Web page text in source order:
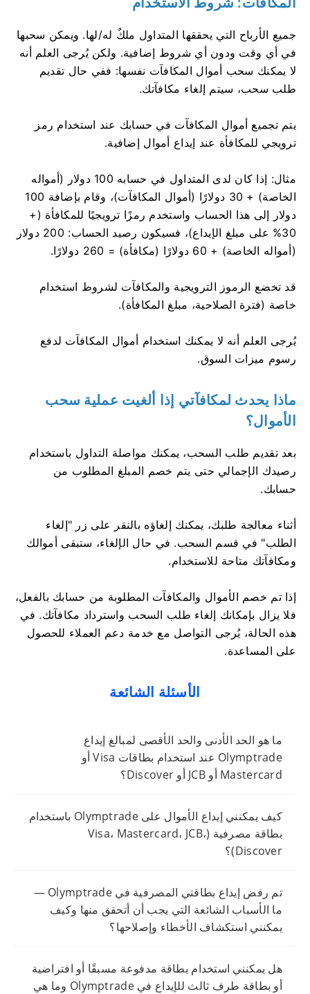
جميع الأرباح التي يحققها المتداول ملكٌ له/لها. ويمكن سحبها
في أي وقت ودون أي شروط إضافية. ولكن يُرجى العلم أنه
لا يمكنك سحب أموال المكافآت نفسها: ففي حال تقديم
طلب سحب، سيتم إلغاء مكافآتك.
يتم تجميع أموال المكافآت في حسابك عند استخدام رمز
ترويجي للمكافأة عند إيداع أموال إضافية.
مثال: إذا كان لدى المتداول في حسابه 100 دولار (أمواله
الخاصة) + 30 دولارًا (أموال المكافآت)، وقام بإضافة 100
دولار إلى هذا الحساب واستخدم رمزًا ترويجيًا للمكافأة (+
30% على مبلغ الإيداع)، فسيكون رصيد الحساب: 200 دولار
(أمواله الخاصة) + 60 دولارًا (مكافأة) = 260 دولارًا.
قد تخضع الرموز الترويجية والمكافآت لشروط استخدام
خاصة (فترة الصلاحية، مبلغ المكافأة).
يُرجى العلم أنه لا يمكنك استخدام أموال المكافآت لدفع
رسوم ميزات السوق.
ماذا يحدث لمكافآتي إذا ألغيت عملية سحب
الأموال؟
بعد تقديم طلب السحب، يمكنك مواصلة التداول باستخدام
رصيدك الإجمالي حتى يتم خصم المبلغ المطلوب من
حسابك.
أثناء معالجة طلبك، يمكنك إلغاؤه بالنقر على زر "إلغاء
الطلب" في قسم السحب. في حال الإلغاء، ستبقى أموالك
ومكافآتك متاحة للاستخدام.
إذا تم خصم الأموال والمكافآت المطلوبة من حسابك بالفعل،
فلا يزال بإمكانك إلغاء طلب السحب واسترداد مكافآتك. في
هذه الحالة، يُرجى التواصل مع خدمة دعم العملاء للحصول
على المساعدة.
الأسئلة الشائعة
ما هو الحد الأدنى والحد الأقصى لمبالغ إيداع
Olymptrade عند استخدام بطاقات Visa أو
Mastercard أو JCB أو Discover؟
كيف يمكنني إيداع الأموال على Olymptrade باستخدام
بطاقة مصرفية (Visa، Mastercard، JCB،
Discover)؟
تم رفض إيداع بطاقتي المصرفية في Olymptrade —
ما الأسباب الشائعة التي يجب أن أتحقق منها وكيف
يمكنني استكشاف الأخطاء وإصلاحها؟
هل يمكنني استخدام بطاقة مدفوعة مسبقًا أو افتراضية
أو بطاقة طرف ثالث للإيداع في Olymptrade وما هي